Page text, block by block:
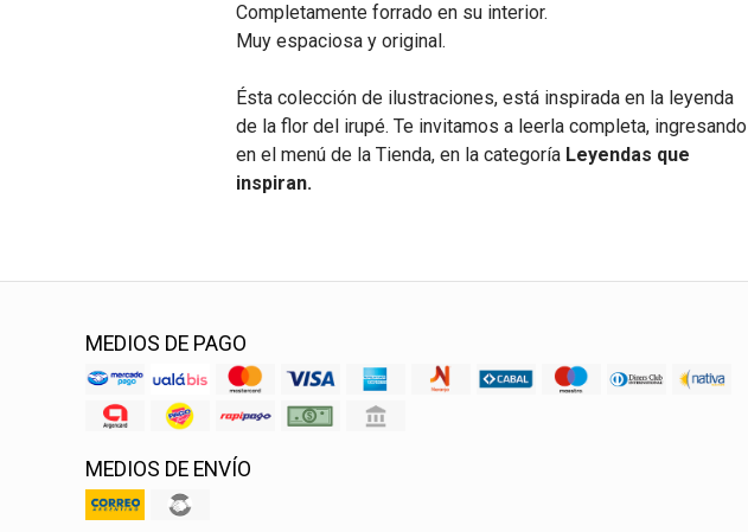
Completamente forrado en su interior.
Muy espaciosa y original.
Ésta colección de ilustraciones, está inspirada en la leyenda
de la flor del irupé. Te invitamos a leerla completa, ingresando
en el menú de la Tienda, en la categoría Leyendas que
inspiran.
MEDIOS DE PAGO
MEDIOS DE ENVÍO